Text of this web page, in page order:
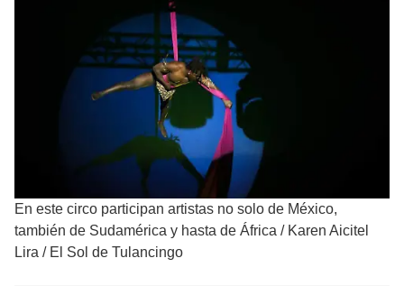
En este circo participan artistas no solo de México,
también de Sudamérica y hasta de África / Karen Aicitel
Lira / El Sol de Tulancingo